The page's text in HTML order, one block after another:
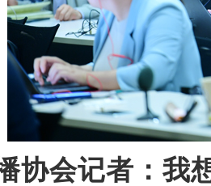
协会记者：我